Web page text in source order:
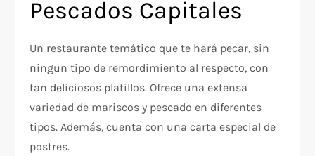
Pescados Capitales
Un restaurante temático que te hará pecar, sin
ningun tipo de remordimiento al respecto, con
tan deliciosos platillos. Ofrece una extensa
variedad de mariscos y pescado en diferentes
tipos. Además, cuenta con una carta especial de
postres.